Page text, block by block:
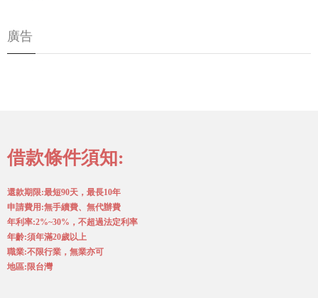
廣告
借款條件須知:
還款期限:最短90天，最長10年
申請費用:無手續費、無代辦費
年利率:2%~30%，不超過法定利率
年齡:須年滿20歲以上
職業:不限行業，無業亦可
地區:限台灣